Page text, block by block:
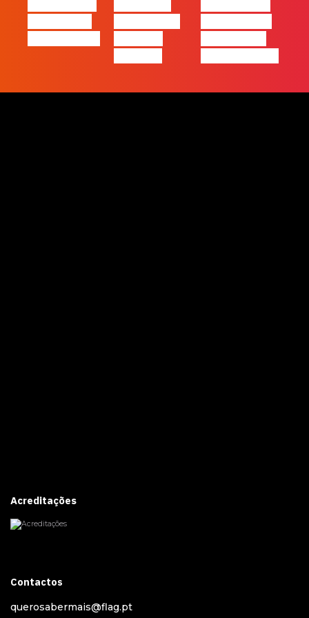
Acreditações
Contactos
querosabermais@flag.pt